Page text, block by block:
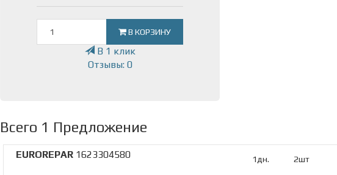
В КОРЗИНУ
В 1 клик
Отзывы: 0
Всего 1 Предложение
EUROREPAR 1623304580 1дн. 2шт